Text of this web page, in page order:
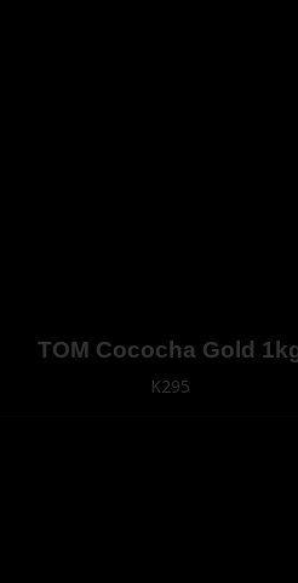
TOM Cococha Gold
K295